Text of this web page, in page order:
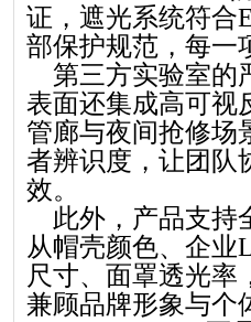
证，遮光系统符合
部保护规范，每一
第三方实验室的
表面还集成高可视
管廊与夜间抢修场
者辨识度，让团队
效。
此外，产品支
从帽壳颜色、企业
尺寸、面罩透光率
兼顾品牌形象与个